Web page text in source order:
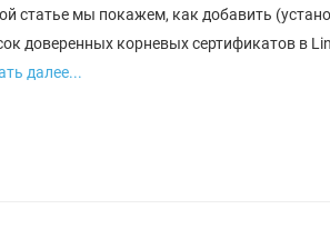
статье мы покажем, как добавить
доверенных корневых сертификатов в
далее...